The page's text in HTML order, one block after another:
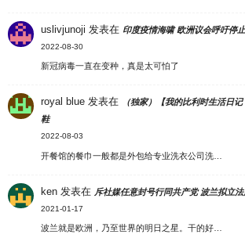
uslivjunoji 发表在 印度疫情海啸 欧洲议会呼吁停
2022-08-30
新冠病毒一直在变种，真是太可怕了
royal blue 发表在
（独家）【我的比利时生活日
鞋
2022-08-03
开餐馆的餐巾一般都是外包给专业洗衣公司洗…
ken 发表在 斥社媒任意封号行同共产党 波兰拟立
2021-01-17
波兰就是欧洲，乃至世界的明日之星。干的好…